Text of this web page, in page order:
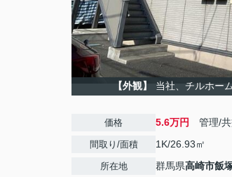
【外観】 当社、チルホー
価格 5.6万円 管理/共
間取り/面積 1K/26.93㎡
所在地 群馬県高崎市飯